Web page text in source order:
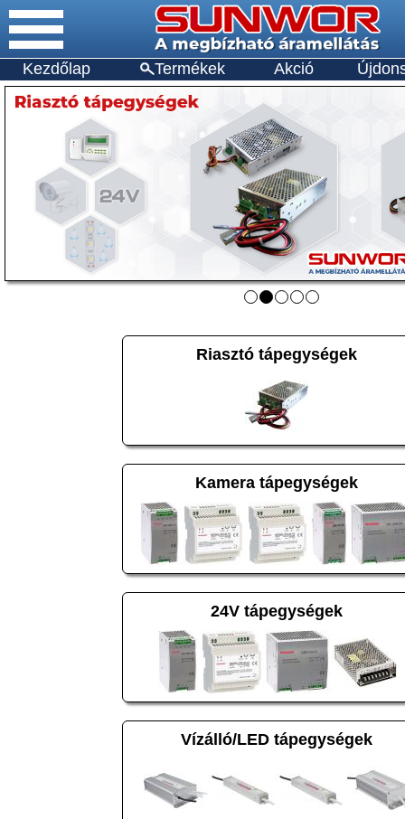
Kezdőlap Termékek Akció
Riasztó tápegységek
Kamera tápegységek
24V tápegységek
Vízálló/LED tápegységek